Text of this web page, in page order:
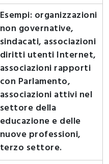
Esempi: organizzazioni
non governative,
sindacati, associazioni
diritti utenti Internet,
associazioni rapporti
con Parlamento,
associazioni attivi nel
settore della
educazione e delle
nuove professioni,
terzo settore.